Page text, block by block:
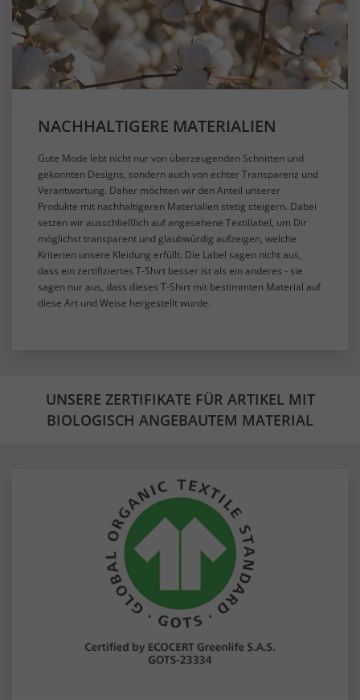
NACHHALTIGERE MATERIALIEN
Gute Mode lebt nicht nur von überzeugenden Schnitten und
gekonnten Designs, sondern auch von echter Transparenz und
Verantwortung. Daher möchten wir den Anteil unserer
Produkte mit nachhaltigeren Materialien stetig steigern. Dabei
setzen wir ausschließlich auf angesehene Textillabel, um Dir
möglichst transparent und glaubwürdig aufzeigen, welche
Kriterien unsere Kleidung erfüllt. Die Label sagen nicht aus,
dass ein zertifiziertes T-Shirt besser ist als ein anderes - sie
sagen nur aus, dass dieses T-Shirt mit bestimmten Material auf
diese Art und Weise hergestellt wurde.
UNSERE ZERTIFIKATE FÜR ARTIKEL MIT
BIOLOGISCH ANGEBAUTEM MATERIAL